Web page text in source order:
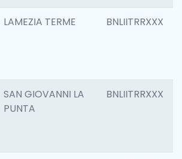
LAMEZIA TERME BNLIITRRXXX
SAN GIOVANNI LA
PUNTA
BNLIITRRXXX